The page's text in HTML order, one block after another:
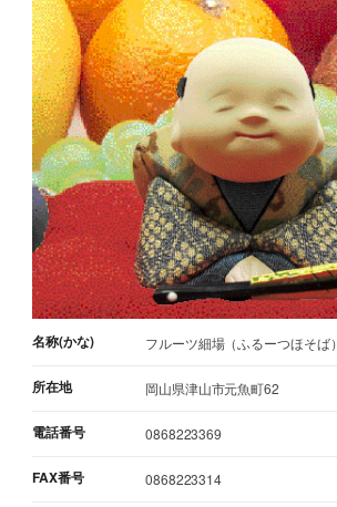
名称(かな) フルーツ細場（ふるーつほそば）
所在地 岡山県津山市元魚町62
電話番号 0868223369
FAX番号 0868223314